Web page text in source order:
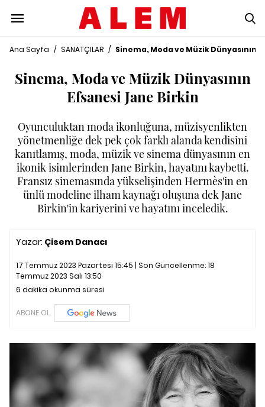
Ana Sayfa / SANATÇILAR / Sinema, Moda ve Müzik Dünyasının
Sinema, Moda ve Müzik Dünyasının
Efsanesi Jane Birkin
Oyunculuktan moda ikonluğuna, müzisyenlikten
yönetmenliğe dek pek çok farklı alanda kendisini
kanıtlamış, moda, müzik ve sinema dünyasının en
ikonik isimlerinden Jane Birkin, hayatını kaybetti.
Fransız sinemasında yükselişinden Hermès'in en
ünlü modeline ilham kaynağı oluşuna dek Jane
Birkin'in kariyerini ve hayatını inceledik.
Yazar: Çisem Danacı
17 Temmuz 2023 Pazartesi 15:45 | Son Güncellenme:18
Temmuz 2023 Salı 13:50
6 dakika okunma süresi
ABONE OL